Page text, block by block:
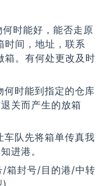
时能好，能否走原
时间，地址，联系
箱。有何处更改及时
时能到指定的仓库
关而产生的放箱
队先将箱单传真我
进港。
箱封号/目的港/中转